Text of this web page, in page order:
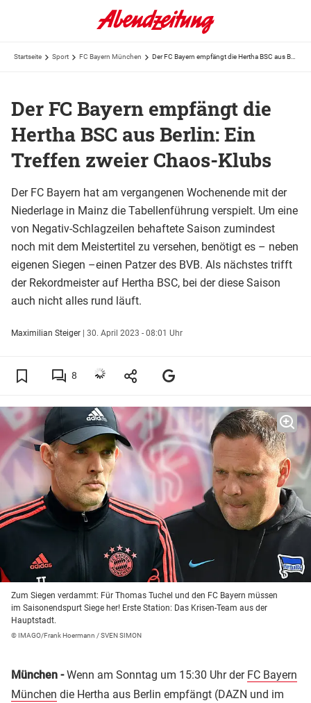
Startseite Sport FC Bayern München
Der FC Bayern empfängt die
Hertha BSC aus Berlin: Ein
Treffen zweier Chaos-Klubs
Der FC Bayern hat am vergangenen Wochenende mit der
Niederlage in Mainz die Tabellenführung verspielt. Um eine
von Negativ-Schlagzeilen behaftete Saison zumindest
noch mit dem Meistertitel zu versehen, benötigt es – neben
eigenen Siegen –einen Patzer des BVB. Als nächstes trifft
der Rekordmeister auf Hertha BSC, bei der diese Saison
auch nicht alles rund läuft.
Maximilian Steiger | 30. April 2023 - 08:01 Uhr
8
Zum Siegen verdammt: Für Thomas Tuchel und den FC Bayern müssen
im Saisonendspurt Siege her! Erste Station: Das Krisen-Team aus der
Hauptstadt.
© IMAGO/Frank Hoermann / SVEN SIMON
München -Wenn am Sonntag um 15:30 Uhr der FC Bayern
München die Hertha aus Berlin empfängt (DAZN und im